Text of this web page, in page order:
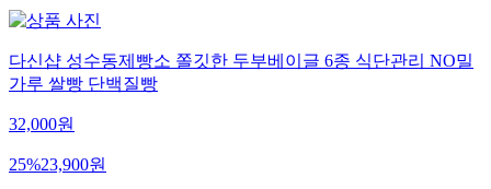
다신샵 성수동제빵소 쫄깃한 두부베이글 6종 식단관리 NO밀
가루 쌀빵 단백질빵
32,000원
25%23,900원